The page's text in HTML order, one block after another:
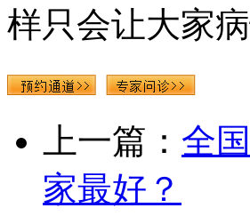
样只会让大家
上一篇： 全
家最好？